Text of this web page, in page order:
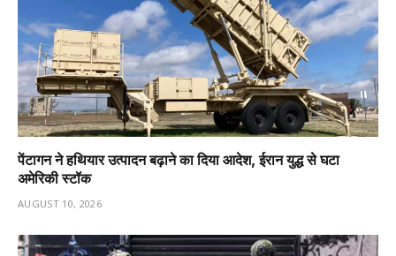
पेंटागन ने हथियार उत्पादन बढ़ाने का दिया आदेश, ईरान युद्ध से घटा
अमेरिकी स्टॉक
AUGUST 10, 2026